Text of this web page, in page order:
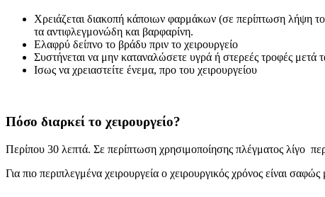
Χρειάζεται διακοπή κάποιων φαρμάκων (σε περίπτωση λήψη
τα αντιφλεγμονώδη και βαρφαρίνη.
Ελαφρύ δείπνο το βράδυ πριν το χειρουργείο
Συστήνεται να μην καταναλώσετε υγρά ή στερεές τροφές μετά
Ισως να χρειαστείτε ένεμα, προ του χειρουργείου
Πόσο διαρκεί το χειρουργείο?
Περίπου 30 λεπτά. Σε περίπτωση χρησιμοποίησης πλέγματος λίγο
Για πιο περιπλεγμένα χειρουργεία ο χειρουργικός χρόνος είναι